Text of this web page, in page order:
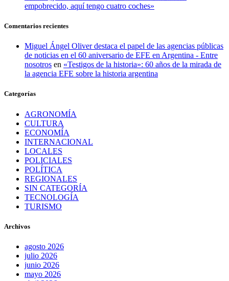
empobrecido, aquí tengo cuatro coches»
Comentarios recientes
Miguel Ángel Oliver destaca el papel de las agencias públicas
de noticias en el 60 aniversario de EFE en Argentina - Entre
nosotros en «Testigos de la historia»: 60 años de la mirada de
la agencia EFE sobre la historia argentina
Categorías
AGRONOMÍA
CULTURA
ECONOMÍA
INTERNACIONAL
LOCALES
POLICIALES
POLÍTICA
REGIONALES
SIN CATEGORÍA
TECNOLOGÍA
TURISMO
Archivos
agosto 2026
julio 2026
junio 2026
mayo 2026